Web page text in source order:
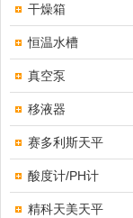
干燥箱
恒温水槽
真空泵
移液器
赛多利斯天平
酸度计/PH计
精科天美天平